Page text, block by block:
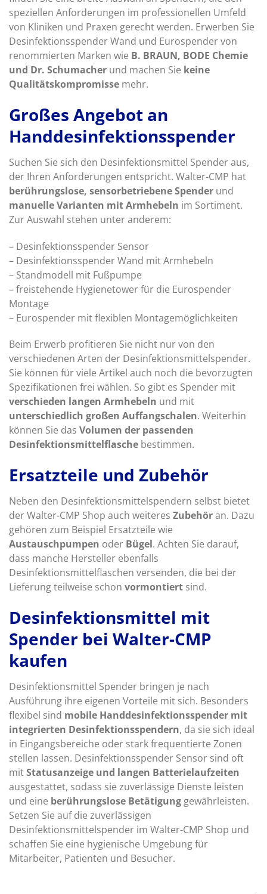
speziellen Anforderungen im professionellen Umfeld
von Kliniken und Praxen gerecht werden. Erwerben Sie
Desinfektionsspender Wand und Eurospender von
renommierten Marken wie B. BRAUN, BODE Chemie
und Dr. Schumacher und machen Sie keine
Qualitätskompromisse mehr.
Großes Angebot an
Handdesinfektionsspender
Suchen Sie sich den Desinfektionsmittel Spender aus,
der Ihren Anforderungen entspricht. Walter-CMP hat
berührungslose, sensorbetriebene Spender und
manuelle Varianten mit Armhebeln im Sortiment.
Zur Auswahl stehen unter anderem:
– Desinfektionsspender Sensor
– Desinfektionsspender Wand mit Armhebeln
– Standmodell mit Fußpumpe
– freistehende Hygienetower für die Eurospender
Montage
– Eurospender mit flexiblen Montagemöglichkeiten
Beim Erwerb profitieren Sie nicht nur von den
verschiedenen Arten der Desinfektionsmittelspender.
Sie können für viele Artikel auch noch die bevorzugten
Spezifikationen frei wählen. So gibt es Spender mit
verschieden langen Armhebeln und mit
unterschiedlich großen Auffangschalen. Weiterhin
können Sie das Volumen der passenden
Desinfektionsmittelflasche bestimmen.
Ersatzteile und Zubehör
Neben den Desinfektionsmittelspendern selbst bietet
der Walter-CMP Shop auch weiteres Zubehöran. Dazu
gehören zum Beispiel Ersatzteile wie
Austauschpumpen oder Bügel. Achten Sie darauf,
dass manche Hersteller ebenfalls
Desinfektionsmittelflaschen versenden, die bei der
Lieferung teilweise schon vormontiert sind.
Desinfektionsmittel mit
Spender bei Walter-CMP
kaufen
Desinfektionsmittel Spender bringen je nach
Ausführung ihre eigenen Vorteile mit sich. Besonders
flexibel sind mobile Handdesinfektionsspender mit
integrierten Desinfektionsspendern, da sie sich ideal
in Eingangsbereiche oder stark frequentierte Zonen
stellen lassen. Desinfektionsspender Sensor sind oft
mitStatusanzeige und langen Batterielaufzeiten
ausgestattet, sodass sie zuverlässige Dienste leisten
und eine berührungslose Betätigung gewährleisten.
Setzen Sie auf die zuverlässigen
Desinfektionsmittelspender im Walter-CMP Shop und
schaffen Sie eine hygienische Umgebung für
Mitarbeiter, Patienten und Besucher.